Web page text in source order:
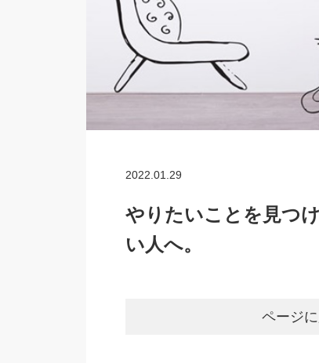
2022.01.29
やりたいことを見つ
い人へ。
ページ